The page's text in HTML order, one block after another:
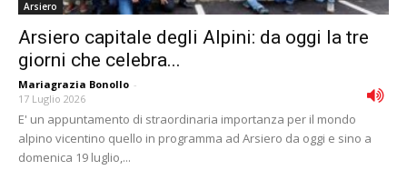
Arsiero
Arsiero capitale degli Alpini: da oggi la tre
giorni che celebra...
Mariagrazia Bonollo -
17 Luglio 2026
E' un appuntamento di straordinaria importanza per il mondo
alpino vicentino quello in programma ad Arsiero da oggi e sino a
domenica 19 luglio,...